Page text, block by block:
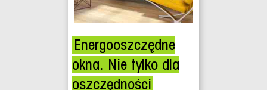
Energooszczędne
okna. Nie tylko dla
oszczędności